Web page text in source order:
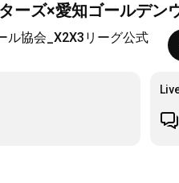
ーズ×愛知ゴールデン
ル協会_X2X3リーグ公式